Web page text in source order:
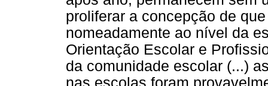
proliferar a concepção de
nomeadamente ao nível da
Orientação Escolar e
da comunidade escolar (...)
nas escolas foram